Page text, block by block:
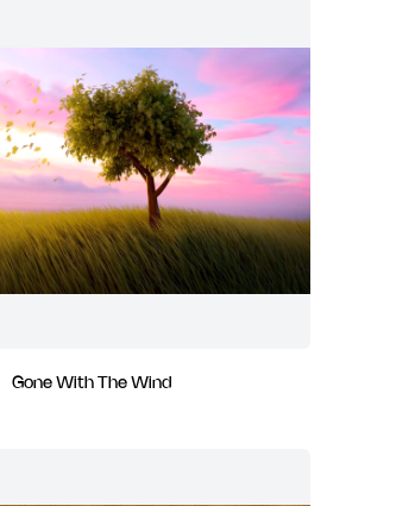
Gone With The Wind